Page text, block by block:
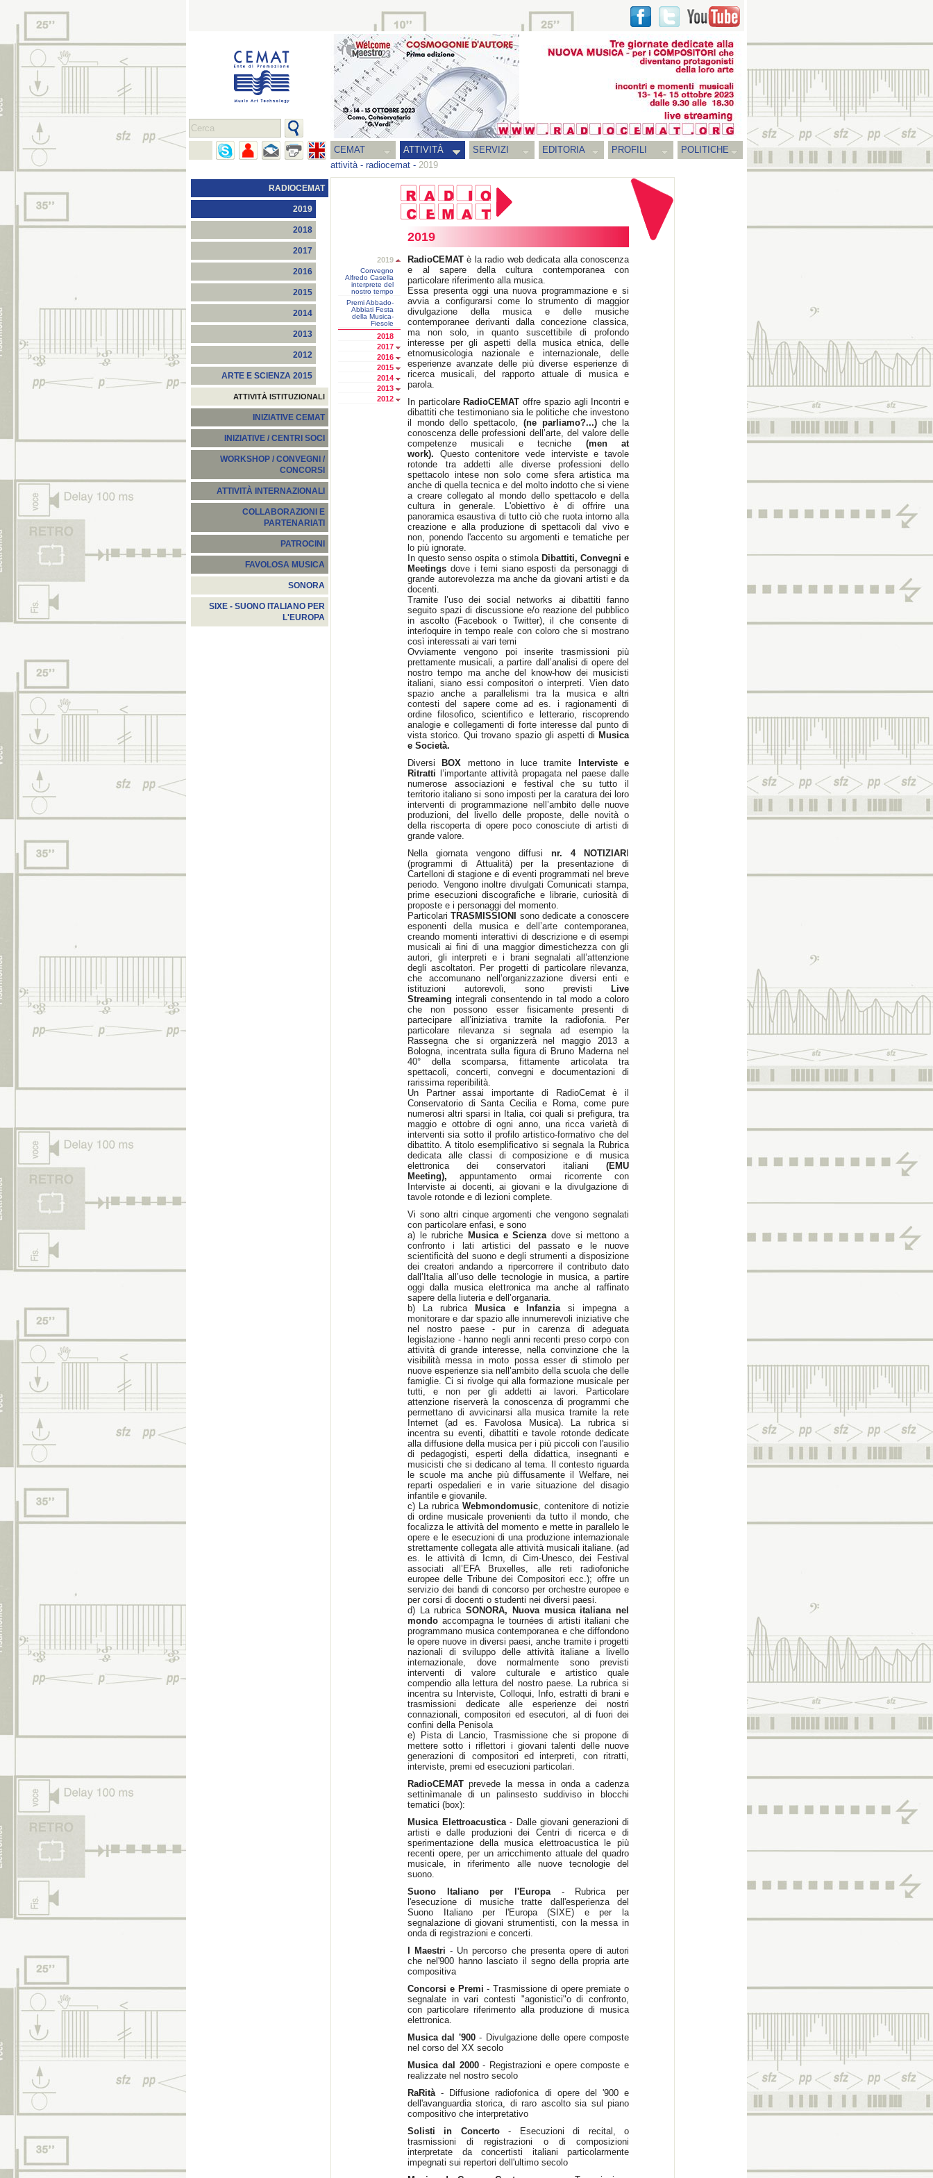
CEMAT ATTIVITÀ SERVIZI EDITORIA PROFILI
POLITICHE
attività- radiocemat - 2019
RADIOCEMAT
2019
2018
2017
2016
2015
2014
2013
2012
ARTE E SCIENZA 2015
ATTIVITÀ ISTITUZIONALI
INIZIATIVE CEMAT
INIZIATIVE / CENTRI SOCI
WORKSHOP / CONVEGNI /
CONCORSI
ATTIVITÀ INTERNAZIONALI
COLLABORAZIONI E
PARTENARIATI
PATROCINI
FAVOLOSA MUSICA
SONORA
SIXE - SUONO ITALIANO PER
L'EUROPA
2019
Convegno
Alfredo Casella
interprete del
nostro tempo
Premi Abbado-
Abbiati Festa
della Musica-
Fiesole
2018
2017
2016
2015
2014
2013
2012
2019
RadioCEMATè la radio web dedicata alla conoscenza
e al sapere della cultura contemporanea con
particolare riferimento alla musica.
Essa presenta oggi una nuova programmazione e si
avvia a configurarsi come lo strumento di maggior
divulgazione della musica e delle musiche
contemporanee derivanti dalla concezione classica,
ma non solo, in quanto suscettibile di profondo
interesse per gli aspetti della musica etnica, delle
etnomusicologia nazionale e internazionale, delle
esperienze avanzate delle più diverse esperienze di
ricerca musicali, del rapporto attuale di musica e
parola.
In particolare RadioCEMAT offre spazio agli Incontri e
dibattiti che testimoniano sia le politiche che investono
il mondo dello spettacolo, (ne parliamo?...)che la
conoscenza delle professioni dell’arte, del valore delle
competenze musicali e tecniche (men at
work). Questo contenitore vede interviste e tavole
rotonde tra addetti alle diverse professioni dello
spettacolo intese non solo come sfera artistica ma
anche di quella tecnica e del molto indotto che si viene
a creare collegato al mondo dello spettacolo e della
cultura in generale. L'obiettivo è di offrire una
panoramica esaustiva di tutto ciò che ruota intorno alla
creazione e alla produzione di spettacoli dal vivo e
non, ponendo l'accento su argomenti e tematiche per
lo più ignorate.
In questo senso ospita o stimola Dibattiti, Convegni e
Meetings dove i temi siano esposti da personaggi di
grande autorevolezza ma anche da giovani artisti e da
docenti.
Tramite l’uso dei social networks ai dibattiti fanno
seguito spazi di discussione e/o reazione del pubblico
in ascolto (Facebook o Twitter), il che consente di
interloquire in tempo reale con coloro che si mostrano
così interessati ai vari temi
Ovviamente vengono poi inserite trasmissioni più
prettamente musicali, a partire dall’analisi di opere del
nostro tempo ma anche del know-how dei musicisti
italiani, siano essi compositori o interpreti. Vien dato
spazio anche a parallelismi tra la musica e altri
contesti del sapere come ad es. i ragionamenti di
ordine filosofico, scientifico e letterario, riscoprendo
analogie e collegamenti di forte interesse dal punto di
vista storico. Qui trovano spazio gli aspetti di Musica
e Società.
Diversi
BOX mettono in luce tramite
Interviste e
Ritratti l’importante attività propagata nel paese dalle
numerose associazioni e festival che su tutto il
territorio italiano si sono imposti per la caratura dei loro
interventi di programmazione nell’ambito delle nuove
produzioni, del livello delle proposte, delle novità o
della riscoperta di opere poco conosciute di artisti di
grande valore.
Nella giornata vengono diffusi nr. 4 NOTIZIAR
(programmi di Attualità) per la presentazione di
Cartelloni di stagione e di eventi programmati nel breve
periodo. Vengono inoltre divulgati Comunicati stampa,
prime esecuzioni discografiche e librarie, curiosità di
proposte e i personaggi del momento.
ParticolariTRASMISSIONI sono dedicate a conoscere
esponenti della musica e dell’arte contemporanea,
creando momenti interattivi di descrizione e di esempi
musicali ai fini di una maggior dimestichezza con gli
autori, gli interpreti e i brani segnalati all’attenzione
degli ascoltatori. Per progetti di particolare rilevanza,
che accomunano nell’organizzazione diversi enti e
istituzioni autorevoli, sono previsti
Live
Streaming integrali consentendo in tal modo a coloro
che non possono esser fisicamente presenti di
partecipare all’iniziativa tramite la radiofonia. Per
particolare rilevanza si segnala ad esempio la
Rassegna che si organizzerà nel maggio 2013 a
Bologna, incentrata sulla figura di Bruno Maderna nel
40° della scomparsa, fittamente articolata tra
spettacoli, concerti, convegni e documentazioni di
rarissima reperibilità.
Un Partner assai importante di RadioCemat è il
Conservatorio di Santa Cecilia e Roma, come pure
numerosi altri sparsi in Italia, coi quali si prefigura, tra
maggio e ottobre di ogni anno, una ricca varietà di
interventi sia sotto il profilo artistico-formativo che del
dibattito. A titolo esemplificativo si segnala la Rubrica
dedicata alle classi di composizione e di musica
elettronica dei conservatori italiani (EMU
Meeting), appuntamento ormai ricorrente con
Interviste ai docenti, ai giovani e la divulgazione di
tavole rotonde e di lezioni complete.
Vi sono altri cinque argomenti che vengono segnalati
con particolare enfasi, e sono
a) le rubriche Musica e Scienzadove si mettono a
confronto i lati artistici del passato e le nuove
scientificità del suono e degli strumenti a disposizione
dei creatori andando a ripercorrere il contributo dato
dall’Italia all’uso delle tecnologie in musica, a partire
oggi dalla musica elettronica ma anche al raffinato
sapere della liuteria e dell’organaria.
b) La rubrica
Musica e Infanziasi impegna a
monitorare e dar spazio alle innumerevoli iniziative che
nel nostro paese - pur in carenza di adeguata
legislazione - hanno negli anni recenti preso corpo con
attività di grande interesse, nella convinzione che la
visibilità messa in moto possa esser di stimolo per
nuove esperienze sia nell’ambito della scuola che delle
famiglie. Ci si rivolge qui alla formazione musicale per
tutti, e non per gli addetti ai lavori. Particolare
attenzione riserverà la conoscenza di programmi che
permettano di avvicinarsi alla musica tramite la rete
Internet (ad es. Favolosa Musica). La rubrica si
incentra su eventi, dibattiti e tavole rotonde dedicate
alla diffusione della musica per i più piccoli con l'ausilio
di pedagogisti, esperti della didattica, insegnanti e
musicisti che si dedicano al tema. Il contesto riguarda
le scuole ma anche più diffusamente il Welfare, nei
reparti ospedalieri e in varie situazione del disagio
infantile e giovanile.
c) La rubrica Webmondomusic, contenitore di notizie
di ordine musicale provenienti da tutto il mondo, che
focalizza le attività del momento e mette in parallelo le
opere e le esecuzioni di una produzione internazionale
strettamente collegata alle attività musicali italiane. (ad
es. le attività di Icmn, di Cim-Unesco, dei Festival
associati all’EFA Bruxelles, alle reti radiofoniche
europee delle Tribune dei Compositori ecc.); offre un
servizio dei bandi di concorso per orchestre europee e
per corsi di docenti o studenti nei diversi paesi.
d) La rubricaSONORA, Nuova musica italiana nel
mondo accompagna le tournées di artisti italiani che
programmano musica contemporanea e che diffondono
le opere nuove in diversi paesi, anche tramite i progetti
nazionali di sviluppo delle attività italiane a livello
internazionale, dove normalmente sono previsti
interventi di valore culturale e artistico quale
compendio alla lettura del nostro paese. La rubrica si
incentra su Interviste, Colloqui, Info, estratti di brani e
trasmissioni dedicate alle esperienze dei nostri
connazionali, compositori ed esecutori, al di fuori dei
confini della Penisola
e) Pista di Lancio, Trasmissione che si propone di
mettere sotto i riflettori i giovani talenti delle nuove
generazioni di compositori ed interpreti, con ritratti,
interviste, premi ed esecuzioni particolari.
RadioCEMAT prevede la messa in onda a cadenza
settinìmanale di un palinsesto suddiviso in blocchi
tematici (box):
Musica Elettroacustica- Dalle giovani generazioni di
artisti e dalle produzioni dei Centri di ricerca e di
sperimentazione della musica elettroacustica le più
recenti opere, per un arricchimento attuale del quadro
musicale, in riferimento alle nuove tecnologie del
suono.
Suono Italiano per l'Europa- Rubrica per
l'esecuzione di musiche tratte dall'esperienza del
Suono Italiano per l'Europa (SIXE) e per la
segnalazione di giovani strumentisti, con la messa in
onda di registrazioni e concerti.
I Maestri- Un percorso che presenta opere di autori
che nel'900 hanno lasciato il segno della propria arte
compositiva
Concorsi e Premi - Trasmissione di opere premiate o
segnalate in vari contesti "agonistici"o di confronto,
con particolare riferimento alla produzione di musica
elettronica.
Musica dal '900- Divulgazione delle opere composte
nel corso del XX secolo
Musica dal 2000- Registrazioni e opere composte e
realizzate nel nostro secolo
RaRità- Diffusione radiofonica di opere del '900 e
dell'avanguardia storica, di raro ascolto sia sul piano
compositivo che interpretativo
Solisti in Concerto- Esecuzioni di recital, o
trasmissioni di registrazioni o di composizioni
interpretate da concertisti italiani particolarmente
impegnati sui repertori dell'ultimo secolo